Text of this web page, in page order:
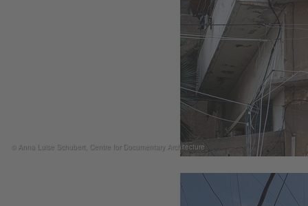
© Anna Luise Schubert, Centre for Documentary Architecture